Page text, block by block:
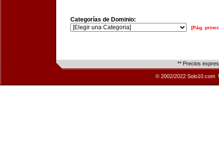
Categorías de Dominio:
[Pág.
** Precios
© 2002/2022 Solo10.com